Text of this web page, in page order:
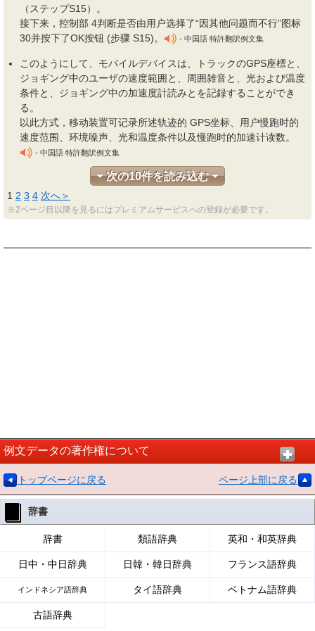
（ステップS15）。
接下来，控制部 4判断是否由用户选择了“因其他问题而不行”图标
30并按下了OK按钮 (步骤 S15)。
- 中国語 特許翻訳例文集
このようにして、モバイルデバイスは、トラックのGPS座標と、
ジョギング中のユーザの速度範囲と、周囲雑音と、光および温度
条件と、ジョギング中の加速度計読みとを記録することができ
る。
以此方式，移动装置可记录所述轨迹的 GPS坐标、用户慢跑时的
速度范围、环境噪声、光和温度条件以及慢跑时的加速计读数。
- 中国語 特許翻訳例文集
次の10件を読み込む
1 2 3 4 次へ＞
※2ページ目以降を見るにはプレミアムサービスへの登録が必要です。
例文データの著作権について
トップページに戻る ページ上部に戻る
辞書
辞書 類語辞典 英和・和英辞典
日中・中日辞典 日韓・韓日辞典 フランス語辞典
インドネシア語辞典 タイ語辞典 ベトナム語辞典
古語辞典